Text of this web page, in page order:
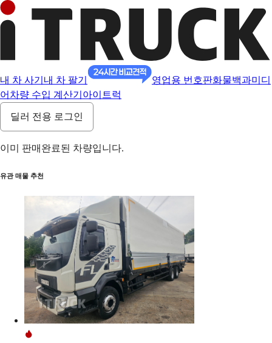
내 차 사기 내 차 팔기 영업용 번호판화물백과미디
어 차량 수입 계산기 아이트럭
딜러 전용 로그인
이미 판매완료된 차량입니다.
유관 매물 추천